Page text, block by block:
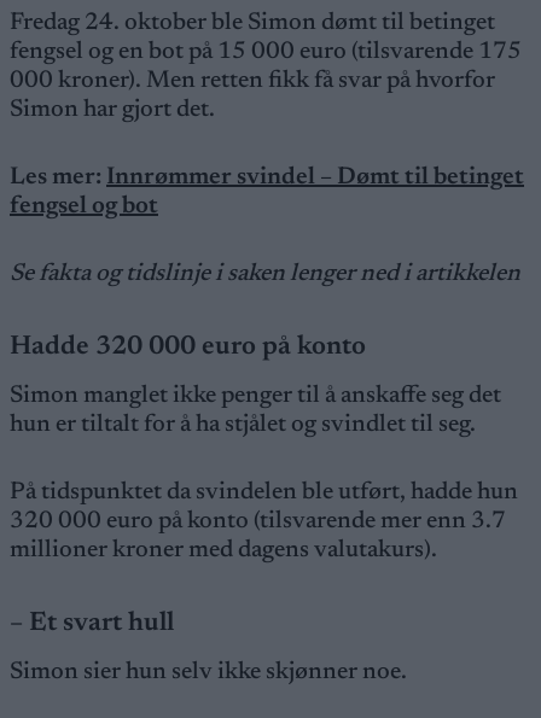
Fredag 24. oktober ble Simon dømt til betinget
fengsel og en bot på 15 000 euro (tilsvarende 175
000 kroner). Men retten fikk få svar på hvorfor
Simon har gjort det.
Les mer: Innrømmer svindel – Dømt til betinget
fengsel og bot
Se fakta og tidslinje i saken lenger ned i artikkelen
Hadde 320 000 euro på konto
Simon manglet ikke penger til å anskaffe seg det
hun er tiltalt for å ha stjålet og svindlet til seg.
På tidspunktet da svindelen ble utført, hadde hun
320 000 euro på konto (tilsvarende mer enn 3.7
millioner kroner med dagens valutakurs).
– Et svart hull
Simon sier hun selv ikke skjønner noe.